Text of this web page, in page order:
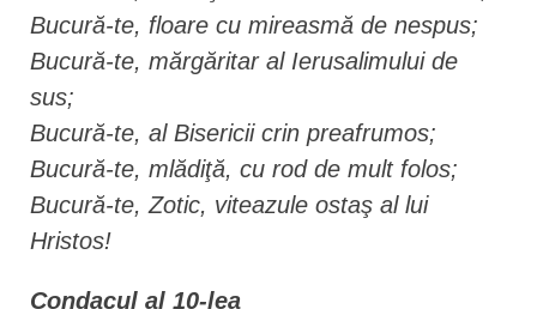
Bucură-te, floare cu mireasmă de nespus;
Bucură-te, mărgăritar al Ierusalimului de
sus;
Bucură-te, al Bisericii crin preafrumos;
Bucură-te, mlădiţă, cu rod de mult folos;
Bucură-te, Zotic, viteazule ostaş al lui
Hristos!
Condacul al 10-lea